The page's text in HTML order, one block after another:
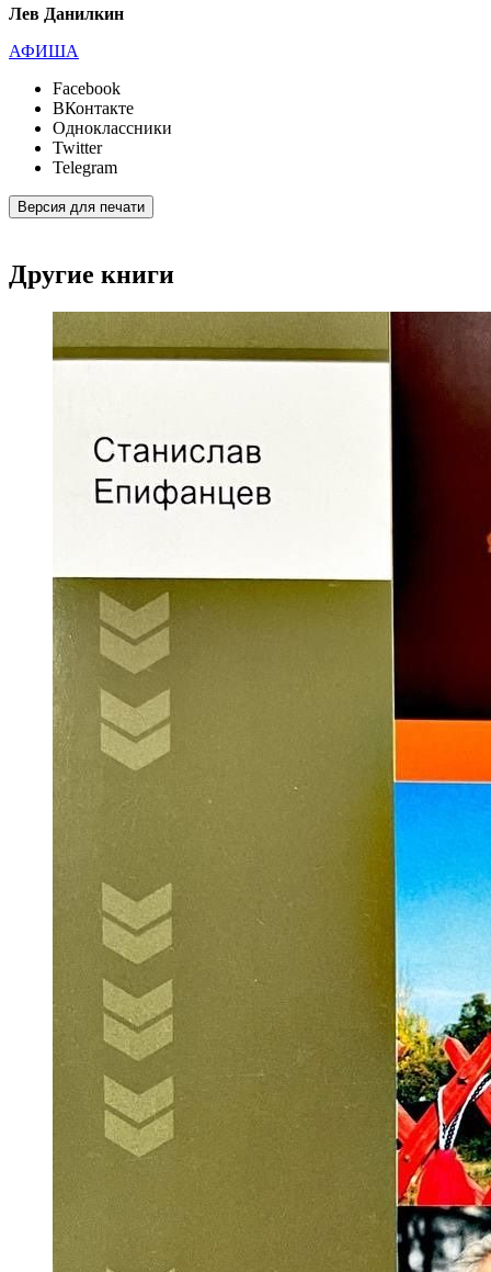
Лев Данилкин
АФИША
Facebook
ВКонтакте
Одноклассники
Twitter
Telegram
Версия для печати
Другие книги